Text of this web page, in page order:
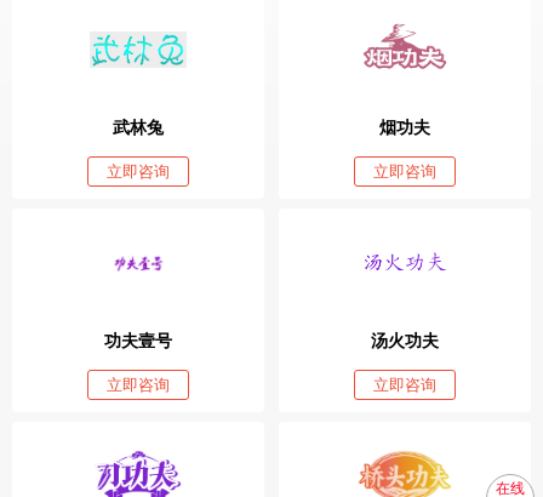
武林兔
立即咨询
烟功夫
立即咨询
功夫壹号
立即咨询
汤火功夫
立即咨询
在线